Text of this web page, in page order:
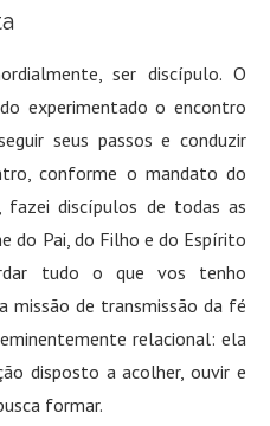
ser discípulo. O
experimentado o encontro
seus passos e conduzir
conforme o mandato do
fazei discípulos de todas as
do Pai, do Filho e do Espírito
tudo o que vos tenho
missão de transmissão da fé
relacional: ela
disposto a acolher, ouvir e
formar.